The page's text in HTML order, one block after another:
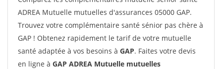
ADREA Mutuelle mutuelles d'assurances 05000 GAP.
Trouvez votre complémentaire santé sénior pas chère à
GAP ! Obtenez rapidement le tarif de votre mutuelle
santé adaptée à vos besoins à GAP. Faites votre devis
en ligne à GAP ADREA Mutuelle mutuelles